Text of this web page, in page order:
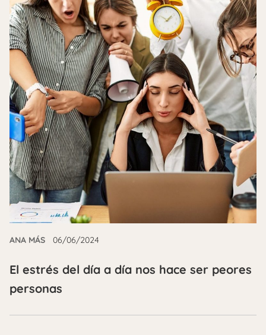
ANA MÁS 06/06/2024
El estrés del día a día nos hace ser peores
personas